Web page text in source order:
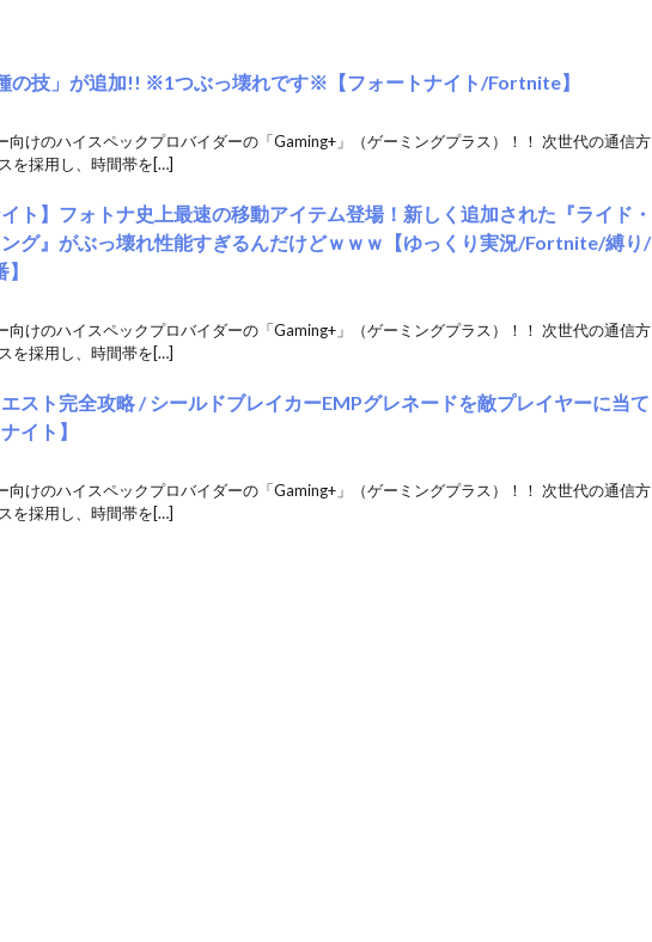
の技」が追加!! ※1つぶっ壊れです※【フォートナイト/Fortnite】
向けのハイスペックプロバイダーの「Gaming+」（ゲーミングプラス）！！ 次世代の通信方
を採用し、時間帯を[…]
イト】フォトナ史上最速の移動アイテム登場！新しく追加された『ライド・
グ』がぶっ壊れ性能すぎるんだけどｗｗｗ【ゆっくり実況/Fortnite/縛り/
向けのハイスペックプロバイダーの「Gaming+」（ゲーミングプラス）！！ 次世代の通信方
を採用し、時間帯を[…]
スト完全攻略 / シールドブレイカーEMPグレネードを敵プレイヤーに当て
イト】
向けのハイスペックプロバイダーの「Gaming+」（ゲーミングプラス）！！ 次世代の通信方
を採用し、時間帯を[…]